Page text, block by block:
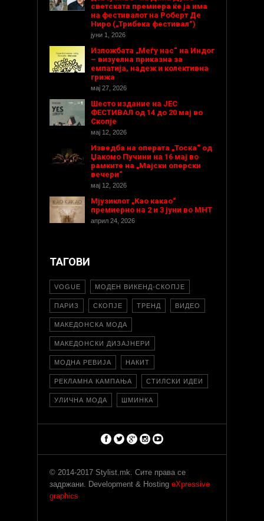
светската премиера ќе ја има
на фестивалот на Роберт Де
Ниро („Трибека фестивал“)
јуни 1, 2026
Изложбата „Меѓу нас“ на Индог
– визуелна приказна за
емпатија, надеж и колективна
грижа
мај 27, 2026
Шесто издание на ЈЕС
ФЕСТИВАЛ од 14 до 20 мај во
Скопје
мај 12, 2026
Изведба на операта „Тоска“ од
Џакомо Пучини на 16 мај во
рамките на „Мајски оперски
вечери“
мај 12, 2026
Мјузиклот „Као какао“
премиерно на 2 и 3 јуни во МНТ
април 24, 2026
ТАГОВИ
VOGUE МОДЕН ВИКЕНД-СКОПЈЕ
ПАРИЗ СКОПЈЕ ТРЕНД ВИДЕО
МАКЕДОНСКА МОДА
МАКЕДОНСКИ ДИЗАЈНЕРИ
МОДНА РЕВИЈА НАКИТ
РЕКЛАМНА КАМПАЊА СТИЛСКИ ИДЕИ
УЛИЧНА МОДА ШМИНКА
© 2014-2017 Stylist.mk. Сите права се
задржани. Development & Hosting eXpressive
graphics